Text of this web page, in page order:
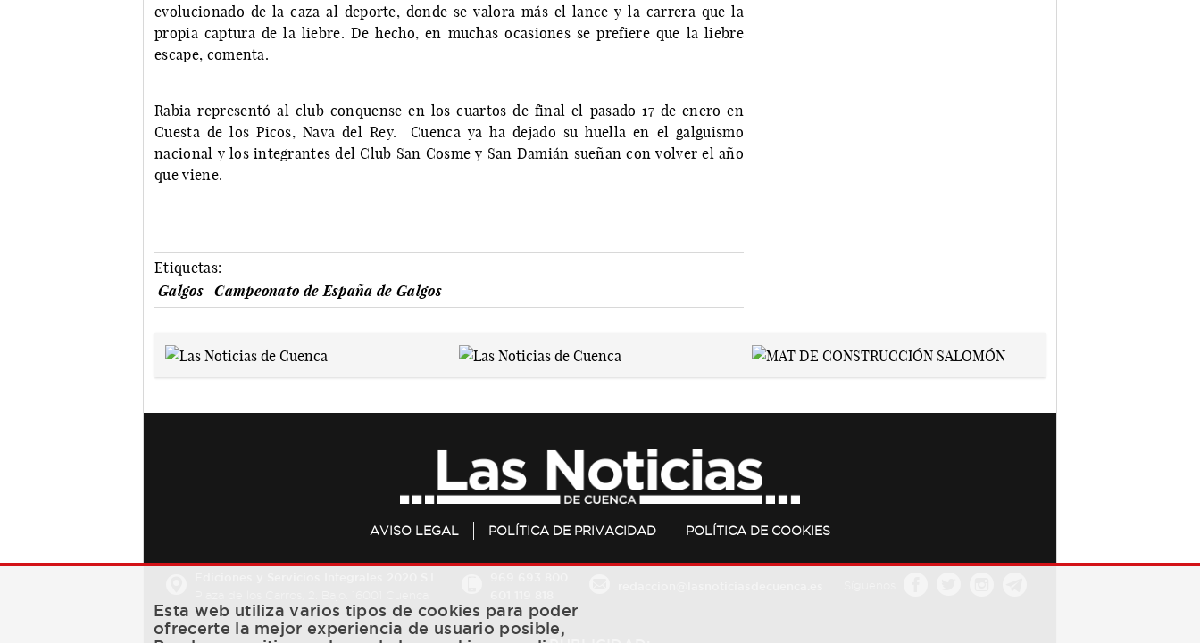
evolucionado de la caza al deporte, donde se valora más el lance y la carrera que la
propia captura de la liebre. De hecho, en muchas ocasiones se prefiere que la liebre
escape, comenta.
Rabia representó al club conquense en los cuartos de final el pasado 17 de enero en
Cuesta de los Picos, Nava del Rey. Cuenca ya ha dejado su huella en el galguismo
nacional y los integrantes del Club San Cosme y San Damián sueñan con volver el año
que viene.
Etiquetas:
Galgos
Campeonato de España de Galgos
AVISO LEGAL POLÍTICA DE PRIVACIDAD POLÍTICA DE COOKIES
Esta web utiliza varios tipos de cookies para poder
ofrecerte la mejor experiencia de usuario posible,